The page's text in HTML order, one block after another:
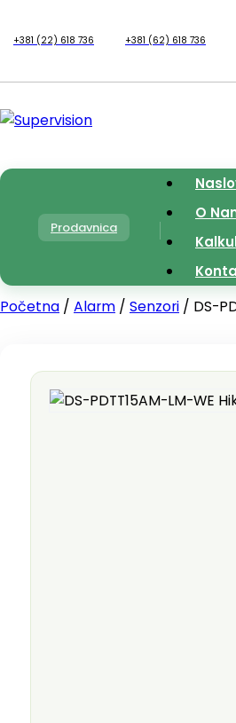
+381 (22) 618 736 +381 (62) 618 736
Prodavnica
O
Početna / Alarm / Senzori / DS-